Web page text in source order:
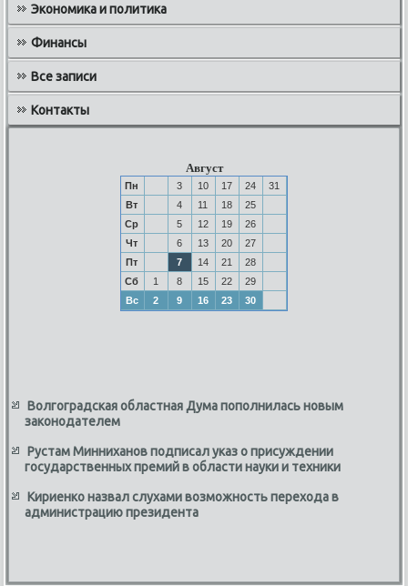
Экономика и политика
Финансы
Все записи
Контакты
Август
Пн 3 10 17 24
31
Вт
4 11 18
25
Ср
5 12 19
26
Чт
6 13 20
27
Пт
7 14 21
28
Сб
1 8 15 22
29
Вс
2 9 16 23 30
Волгоградская областная Дума пополнилась новым
законодателем
Рустам Минниханов подписал указ о присуждении
государственных премий в области науки и техники
Кириенко назвал слухами возможность перехода в
администрацию президента